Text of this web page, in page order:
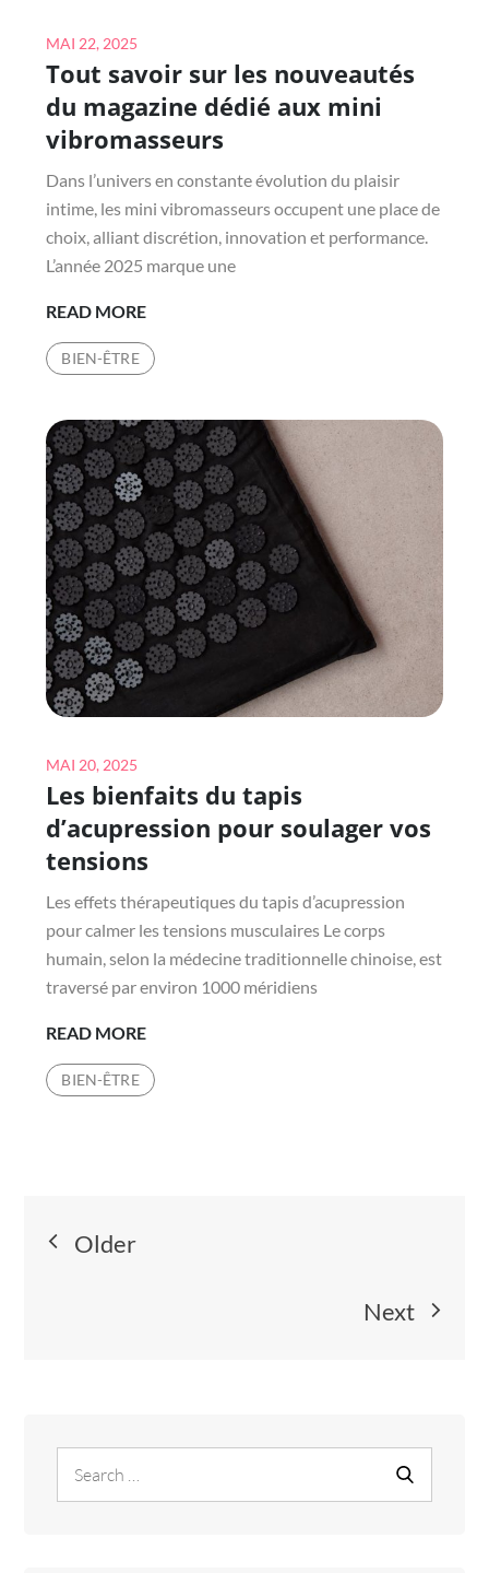
Posted
on
MAI 22, 2025
Tout savoir sur les nouveautés
du magazine dédié aux mini
vibromasseurs
Dans l’univers en constante évolution du plaisir
intime, les mini vibromasseurs occupent une place de
choix, alliant discrétion, innovation et performance.
L’année 2025 marque une
READ MORETOUT
SAVOIR
SUR
NOUVEAUTÉS
DU
MAGAZINE
DÉDIÉ
AUX
MINI
VIBROMASSEURS
BIEN-ÊTRE
Posted
on
MAI 20, 2025
Les bienfaits du tapis
d’acupression pour soulager vos
tensions
Les effets thérapeutiques du tapis d’acupression
pour calmer les tensions musculaires Le corps
humain, selon la médecine traditionnelle chinoise, est
traversé par environ 1000 méridiens
READ MORELES
BIENFAITS
DU
BIEN-ÊTRE
Navigation
Older
Next